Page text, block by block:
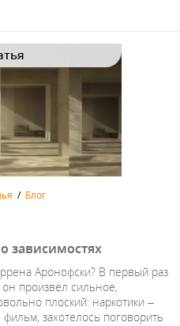
/ Блог
зависимостях
Аронофски? В первый раз
произвёл сильное,
плоский: наркотики –
захотелось поговорить